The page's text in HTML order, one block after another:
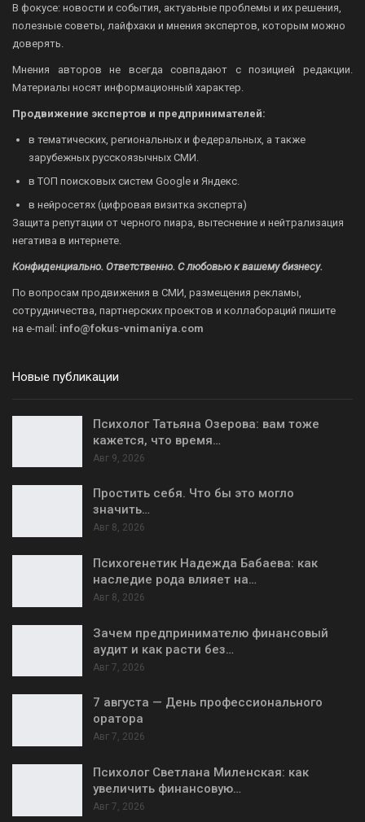
В фокусе: новости и события, актуаьные проблемы и их решения,
полезные советы, лайфхаки и мнения экспертов, которым можно
доверять.
Мнения авторов не всегда совпадают с позицией редакции.
Материалы носят информационный характер.
Продвижение экспертов и предпринимателей:
в тематических, региональных и федеральных, а также
зарубежных русскоязычных СМИ.
в ТОП поисковых систем Google и Яндекс.
в нейросетях (цифровая визитка эксперта)
Защита репутации от черного пиара, вытеснение и нейтрализация
негатива в интернете.
Конфиденциально. Ответственно. С любовью к вашему бизнесу.
По вопросам продвижения в СМИ, размещения рекламы,
сотрудничества, партнерских проектов и коллабораций пишите
на e-mail: info@fokus-vnimaniya.com
Новые публикации
Психолог Татьяна Озерова: вам тоже
кажется, что время…
Авг 9, 2026
Простить себя. Что бы это могло
значить…
Авг 8, 2026
Психогенетик Надежда Бабаева: как
наследие рода влияет на…
Авг 8, 2026
Зачем предпринимателю финансовый
аудит и как расти без…
Авг 7, 2026
7 августа — День профессионального
оратора
Авг 7, 2026
Психолог Светлана Миленская: как
увеличить финансовую…
Авг 7, 2026